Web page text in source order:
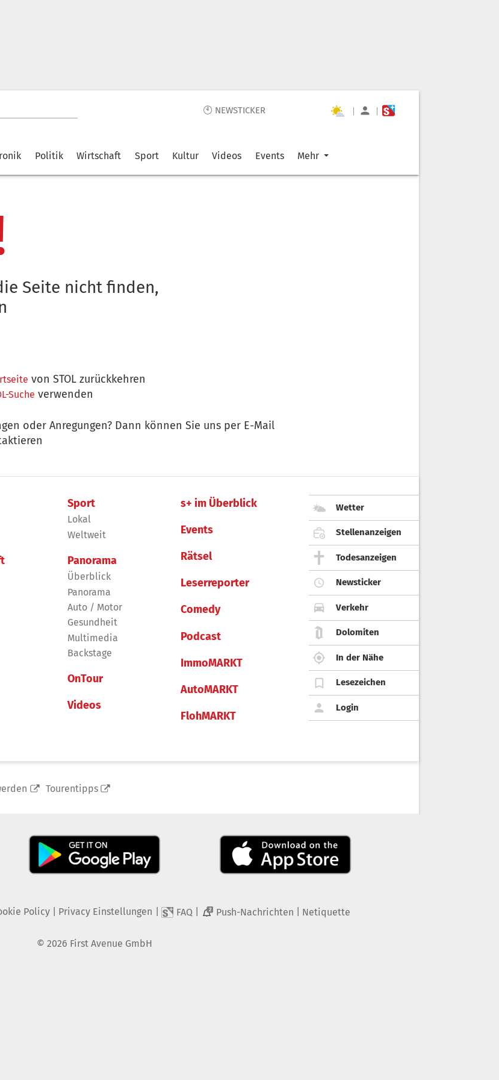
🕙 NEWSTICKER | |
Politik Wirtschaft Sport Kultur Videos Events Mehr
Seite nicht finden,
von STOL zurückkehren
Suche verwenden
oder Anregungen? Dann können Sie uns per E-Mail
Sport
Lokal
Weltweit
Panorama
Überblick
Panorama
Auto / Motor
Gesundheit
Multimedia
Backstage
OnTour
Videos
s+ im Überblick
Events
Rätsel
Leserreporter
Comedy
Podcast
ImmoMARKT
AutoMARKT
FlohMARKT
Wetter
Stellenanzeigen
Todesanzeigen
Newsticker
Verkehr
Dolomiten
In der Nähe
Lesezeichen
Login
Tourentipps
Policy| Privacy Einstellungen FAQ 2 Push-Nachrichten Netiquette
© 2026 First Avenue GmbH